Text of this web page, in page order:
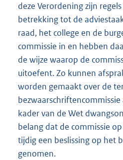
deze Verordening zijn
betrekking tot de
raad, het college en de
commissie in en hebben
de wijze waarop de
uitoefent. Zo kunnen
worden gemaakt over de
kader van de Wet
belang dat de commissie
tijdig een beslissing op het
genomen.